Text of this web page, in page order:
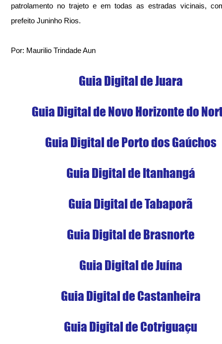
patrolamento no trajeto e em todas as estradas vicinais,
prefeito Juninho Rios.
Por: Maurilio Trindade Aun
Guia Digital de Juara
Guia Digital de Novo Horizonte do
Guia Digital de Porto dos Gaúchos
Guia Digital de Itanhangá
Guia Digital de Tabaporã
Guia Digital de Brasnorte
Guia Digital de Juína
Guia Digital de Castanheira
Guia Digital de Cotriguaçu